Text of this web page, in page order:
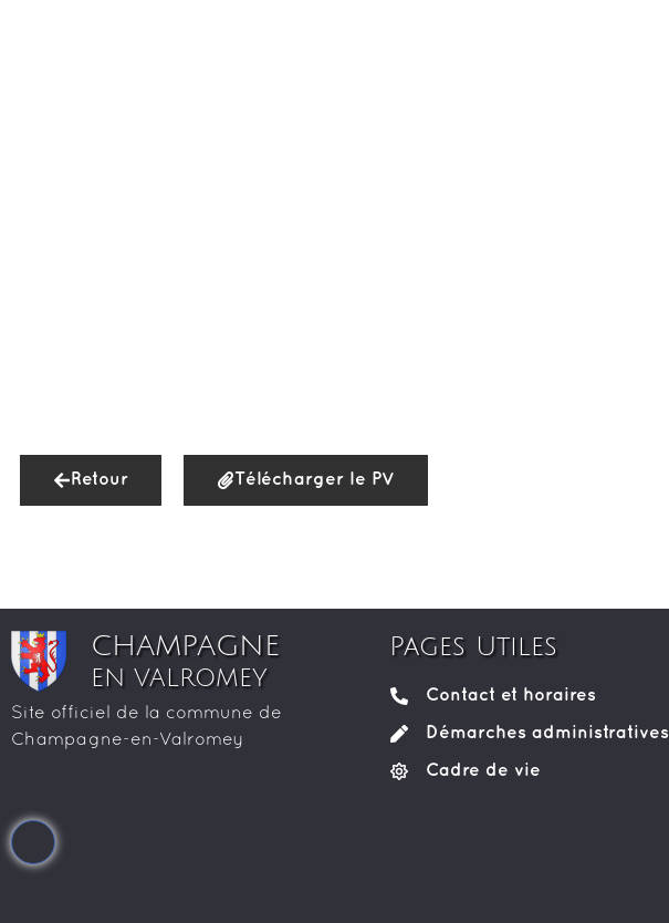
Retour Télécharger le PV
CHAMPAGNE
EN VALROMEY
Site officiel de la commune de
Champagne-en-Valromey
Pages Utiles
Contact et horaires
Démarches administratives
Cadre de vie